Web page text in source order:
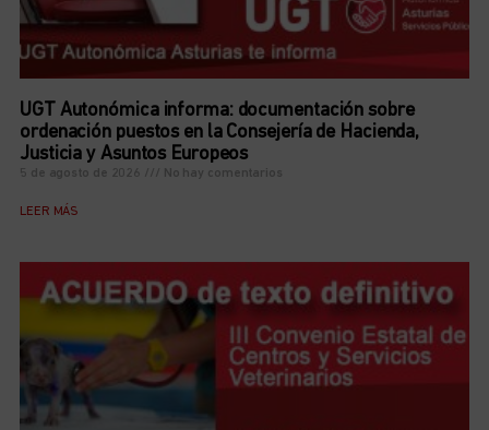
UGT Autonómica informa: documentación sobre
ordenación puestos en la Consejería de Hacienda,
Justicia y Asuntos Europeos
5 de agosto de 2026 No hay comentarios
LEER MÁS